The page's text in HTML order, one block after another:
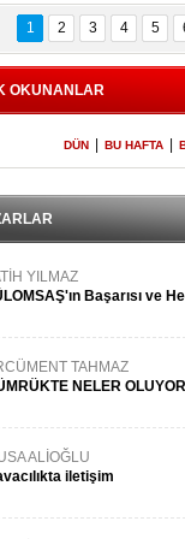
İstanbul
Adaları
1 2 3 4 5
OKUNANLAR
DÜN BU HAFTA
YILMAZ
Başarısı ve
TAHMAZ
NELER
ALİOĞLU
iletişim